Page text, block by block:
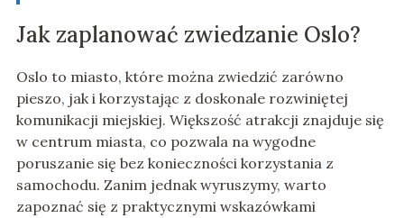
Jak zaplanować zwiedzanie Oslo?
Oslo to miasto, które można zwiedzić zarówno
pieszo, jak i korzystając z doskonale rozwiniętej
komunikacji miejskiej. Większość atrakcji znajduje się
w centrum miasta, co pozwala na wygodne
poruszanie się bez konieczności korzystania z
samochodu. Zanim jednak wyruszymy, warto
zapoznać się z praktycznymi wskazówkami